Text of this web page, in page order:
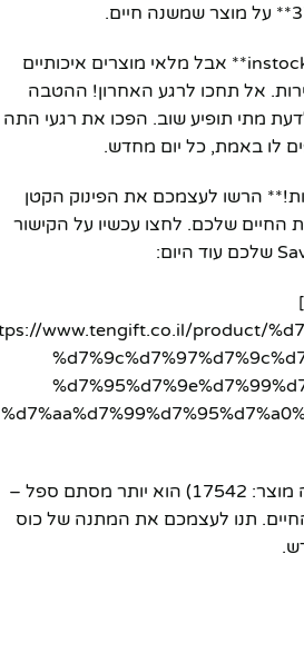
שימו לב, המוצר במצב **instock** אבל מלאי מוצרים איכותיים
אל תחכו לרגע האחרון! ההטבה
מתי תופיע שוב. הפכו את רגעי התה
לו באמת, כל יום מחדש.
הרשו לעצמכם את הפינוק הקטן
החיים שלכם. לחצו עכשיו על הקישור
www.tengift.co.il/product/
ה-Savor Tea Mug (מזהה מוצר: 17542) הוא יותר מסתם ספל –
תנו לעצמכם את המתנה של כוס